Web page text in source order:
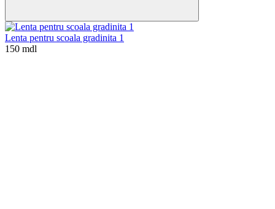
Lenta pentru scoala gradinita 1
150 mdl